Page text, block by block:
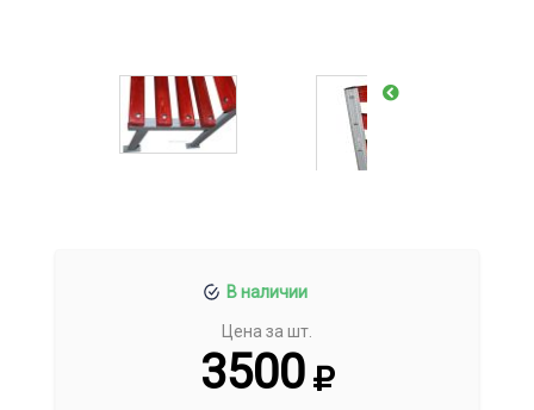
В наличии
Цена за шт.
3500